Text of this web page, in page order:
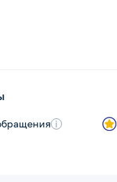
i